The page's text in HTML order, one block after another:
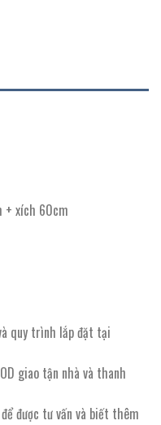
+ xích 60cm
quy trình lắp đặt tại
giao tận nhà và thanh
được tư vấn và biết thêm